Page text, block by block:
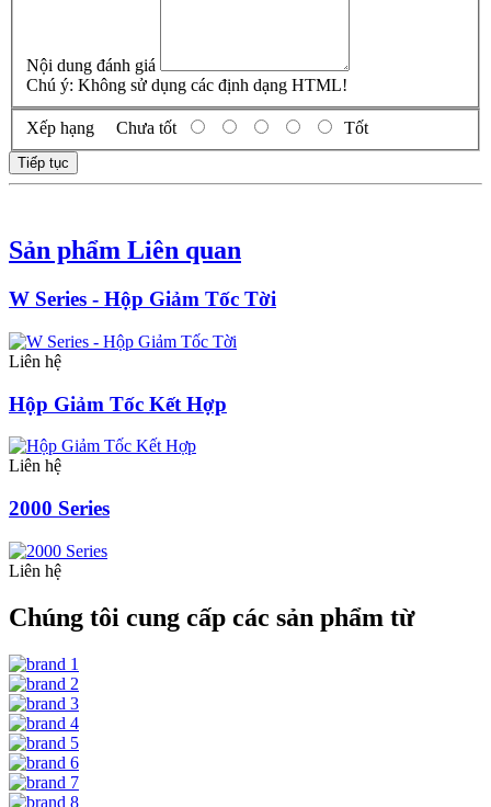
Nội dung đánh giá
Chú ý: Không sử dụng các định dạng HTML!
Xếp hạng Chưa tốt Tốt
Tiếp tục
Sản phẩm Liên quan
W Series - Hộp Giảm Tốc Tời
Liên hệ
Hộp Giảm Tốc Kết Hợp
Liên hệ
2000 Series
Liên hệ
Chúng tôi cung cấp các sản phẩm từ